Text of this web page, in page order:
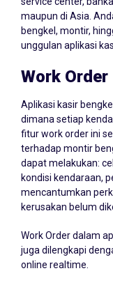
maupun di Asia.
bengkel, montir,
unggulan aplikasi
Work Order
Aplikasi kasir
dimana setiap
fitur work order ini
terhadap montir
dapat melakukan:
kondisi kendaraan,
mencantumkan
kerusakan belum
Work Order dalam
juga dilengkapi
online realtime.